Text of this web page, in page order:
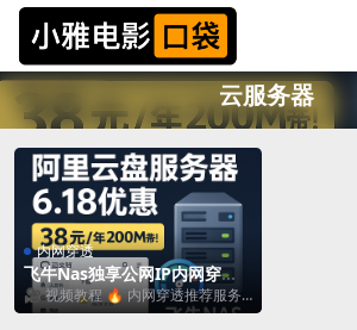
云服务器
内网穿透
飞牛Nas独享公网IP内网穿
透，38/年200M高速带宽
🎥 视频教程 🔥 内网穿透推荐服务
器（低价年付） 阿里云：2核2G / 2